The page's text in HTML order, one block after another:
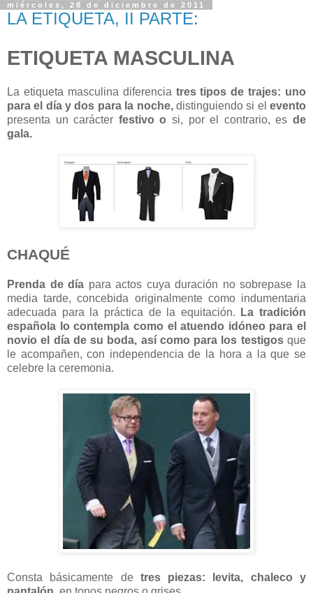
miércoles, 28 de diciembre de 2011
LA ETIQUETA, II PARTE:
ETIQUETA MASCULINA
La etiqueta masculina diferencia tres tipos de trajes: uno
para el día y dos para la noche, distinguiendosi el evento
presenta un carácter festivo o si, por el contrario, esde
gala.
CHAQUÉ
Prenda de día para actos cuya duración no sobrepase la
media tarde, concebida originalmente como indumentaria
adecuada para la práctica de la equitación.
La tradición
española lo contempla como elatuendo idóneo para el
novio el día de su boda, así como para los testigos que
le acompañen, con independencia de la hora a la que se
celebre la ceremonia.
Consta básicamente de tres piezas: levita, chaleco y